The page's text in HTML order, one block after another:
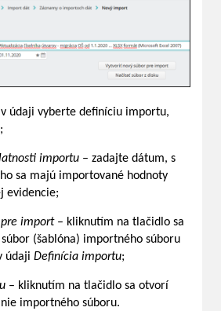
údaji vyberte definíciu importu,
importu – zadajte dátum, s
sa majú importované hodnoty
evidencie;
import– kliknutím na tlačidlo sa
(šablóna) importného súboru
údaji Definícia importu;
– kliknutím na tlačidlo sa otvorí
importného súboru.